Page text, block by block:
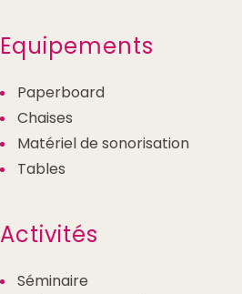
Equipements
Paperboard
Chaises
Matériel de sonorisation
Tables
Activités
Séminaire